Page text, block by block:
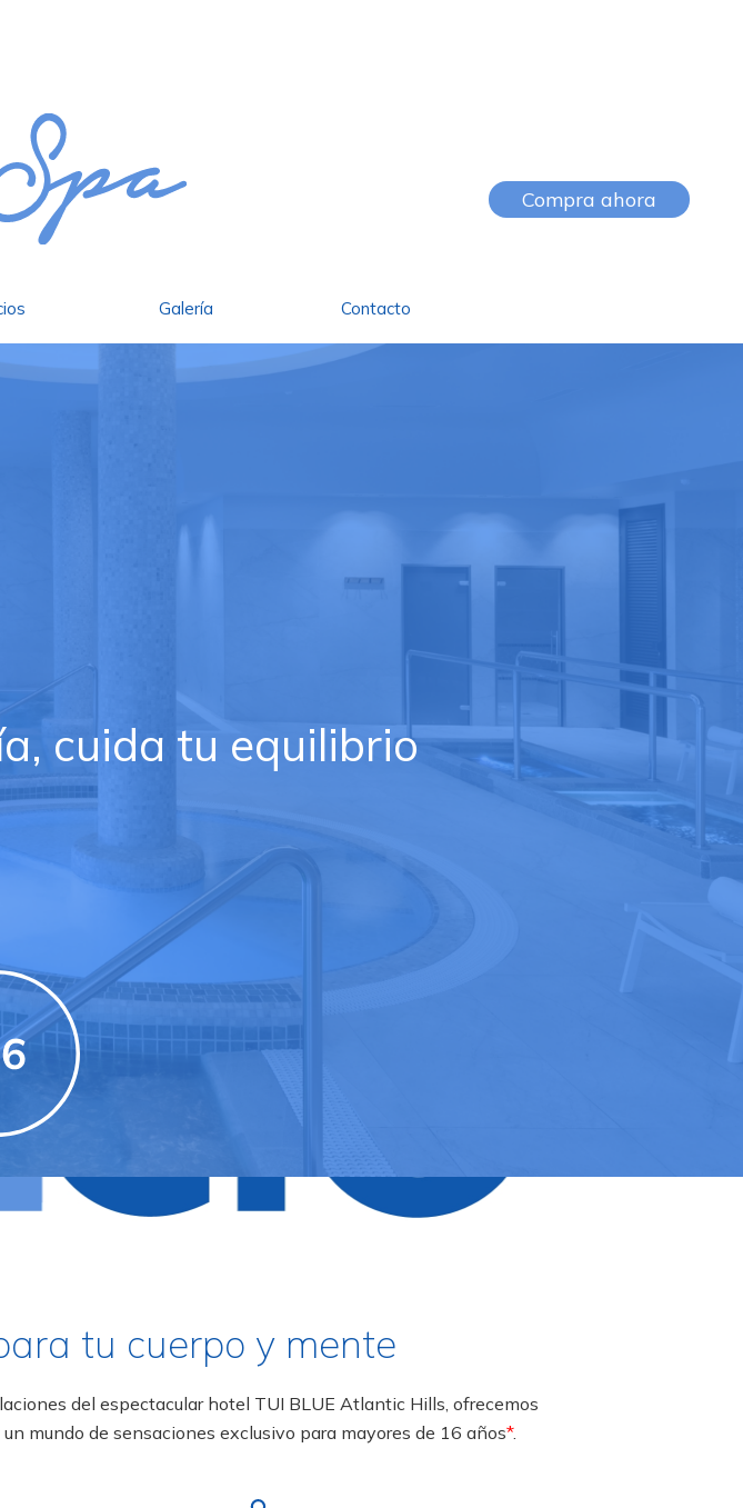
Galería Contacto
Compra ahora
cuida tu equilibrio
tu cuerpo y mente
del espectacular hotel TUI BLUE Atlantic Hills, ofrecemos
mundo de sensaciones exclusivo para mayores de 16 años*.